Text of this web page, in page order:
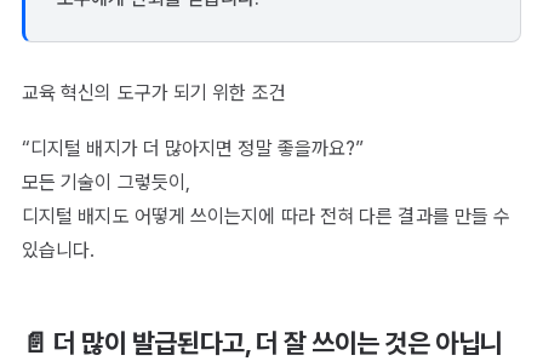
교육 혁신의 도구가 되기 위한 조건
“디지털 배지가 더 많아지면 정말 좋을까요?”
모든 기술이 그렇듯이,
디지털 배지도 어떻게 쓰이는지에 따라 전혀 다른 결과를 만들 수
있습니다.
📄 더 많이 발급된다고, 더 잘 쓰이는 것은 아닙니